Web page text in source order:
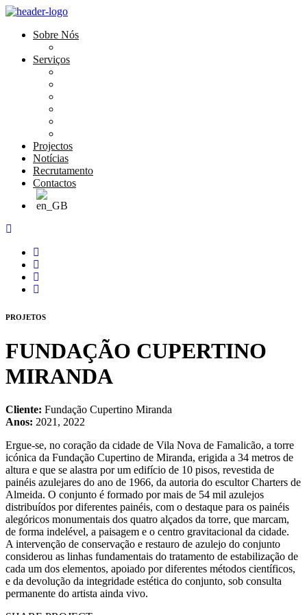
Sobre Nós
Serviços
Projectos
Notícias
Recrutamento
Contactos
PROJETOS
FUNDAÇÃO CUPERTINO
MIRANDA
Cliente: Fundação Cupertino Miranda
Anos: 2021, 2022
Ergue-se, no coração da cidade de Vila Nova de Famalicão, a torre
icónica da Fundação Cupertino de Miranda, erigida a 34 metros de
altura e que se alastra por um edifício de 10 pisos, revestida de
painéis azulejares do ano de 1966, da autoria do escultor Charters de
Almeida. O conjunto é formado por mais de 54 mil azulejos
distribuídos por diferentes painéis, com o destaque para os painéis
alegóricos monumentais dos quatro alçados da torre, que marcam,
de forma indelével, a paisagem e o centro gravitacional da cidade.
A intervenção de conservação e restauro de azulejo do conjunto
considerou as linhas fundamentais do tratamento de estabilização de
cada um dos elementos, apoiado por diferentes métodos científicos,
e da devolução da integridade estética do conjunto, sob consulta
permanente do artista ainda vivo.